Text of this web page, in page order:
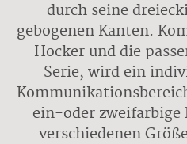
durch seine
gebogenen Kanten.
Hocker und die
Serie, wird ein
ein-oder zweifarbige
verschiedenen